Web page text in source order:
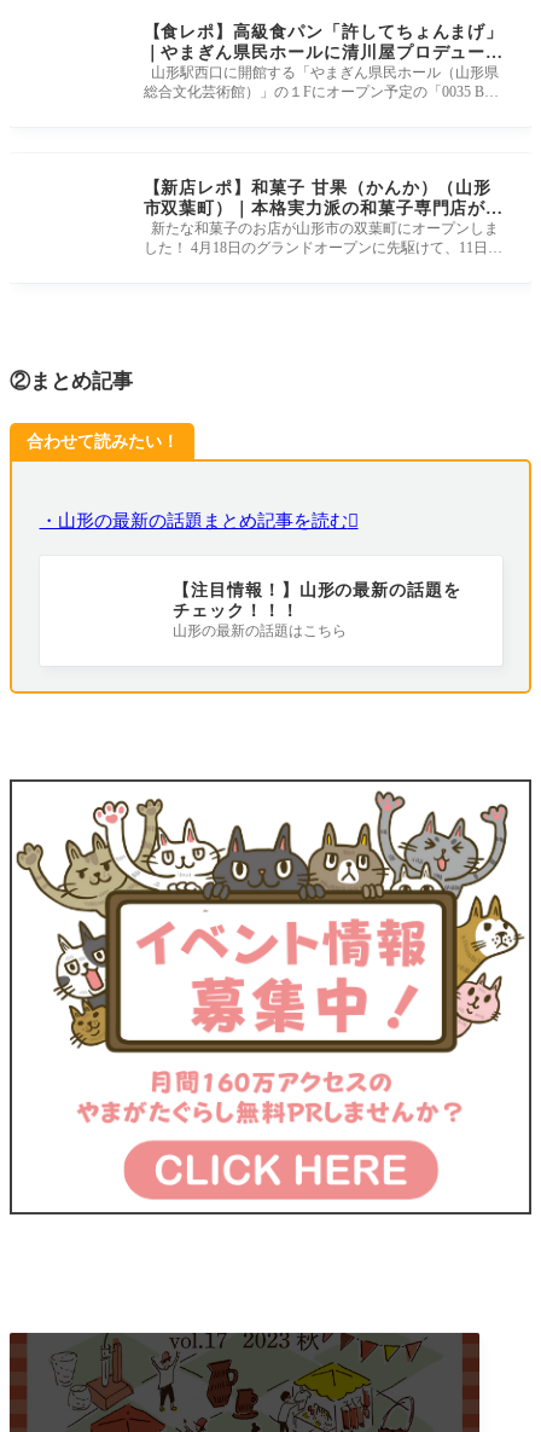
【食レポ】高級食パン「許してちょんまげ」
｜やまぎん県民ホールに清川屋プロデュース
のNEWショップがオープン!！
山形駅西口に開館する「やまぎん県民ホール（山形県
総合文化芸術館）」の１Fにオープン予定の「0035 BY
【新店レポ】和菓子 甘果（かんか）（山形
市双葉町）｜本格実力派の和菓子専門店がオ
ープン！
新たな和菓子のお店が山形市の双葉町にオープンしま
した！ 4月18日のグランドオープンに先駆けて、11日～
②まとめ記事
合わせて読みたい！
・山形の最新の話題まとめ記事を読む
【注目情報！】山形の最新の話題を
チェック！！！
山形の最新の話題はこちら